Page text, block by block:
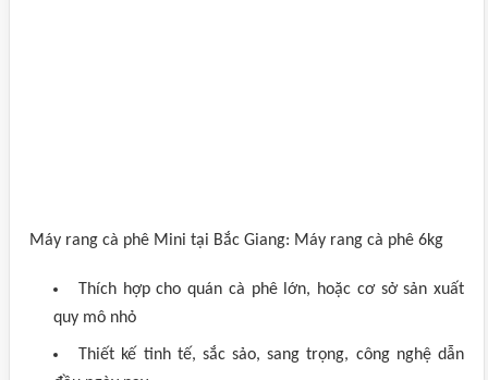
Máy rang cà phê Mini tại Bắc Giang: Máy rang cà phê 6kg
Thích hợp cho quán cà phê lớn, hoặc cơ sở sản xuất
quy mô nhỏ
Thiết kế tinh tế, sắc sảo, sang trọng, công nghệ dẫn